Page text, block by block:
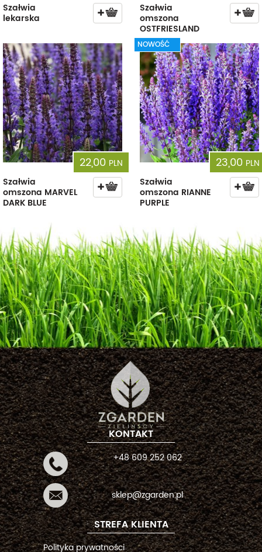
Szałwia
lekarska
Szałwia
omszona
OSTFRIESLAND
22,00 PLN
Szałwia
omszona MARVEL
DARK BLUE
NOWOŚĆ
23,00 PLN
Szałwia
omszona RIANNE
PURPLE
KONTAKT
+48 609 252 062
sklep@zgarden.pl
STREFA KLIENTA
Polityka prywatności